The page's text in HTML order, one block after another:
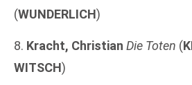
(WUNDERLICH)
8. Kracht, Christian Die Toten (
WITSCH)